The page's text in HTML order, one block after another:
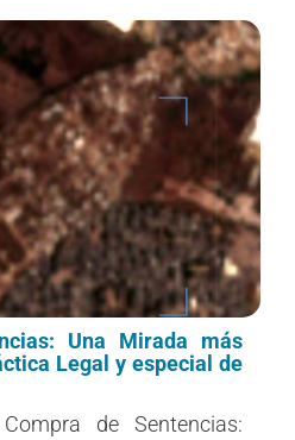
Una Mirada más
Legal y especial de
de Sentencias: